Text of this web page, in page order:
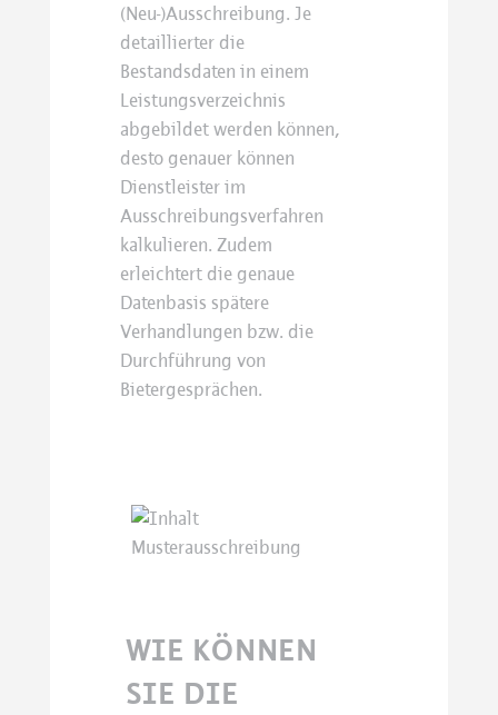
(Neu-)Ausschreibung. Je
detaillierter die
Bestandsdaten in einem
Leistungsverzeichnis
abgebildet werden können,
desto genauer können
Dienstleister im
Ausschreibungsverfahren
kalkulieren. Zudem
erleichtert die genaue
Datenbasis spätere
Verhandlungen bzw. die
Durchführung von
Bietergesprächen.
WIE KÖNNEN
SIE DIE